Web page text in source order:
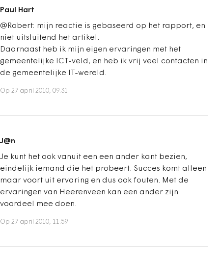
Paul Hart
@Robert: mijn reactie is gebaseerd op het rapport, en
niet uitsluitend het artikel.
Daarnaast heb ik mijn eigen ervaringen met het
gemeentelijke ICT-veld, en heb ik vrij veel contacten in
de gemeentelijke IT-wereld.
Op 27 april 2010, 09:31
J@n
Je kunt het ook vanuit een een ander kant bezien,
eindelijk iemand die het probeert. Succes komt alleen
maar voort uit ervaring en dus ook fouten. Met de
ervaringen van Heerenveen kan een ander zijn
voordeel mee doen.
Op 27 april 2010, 11:59